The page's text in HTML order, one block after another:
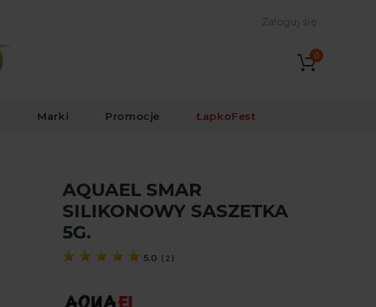
Zaloguj się
0
Marki Promocje ŁapkoFest
AQUAEL SMAR
SILIKONOWY SASZETKA
5G.
5.0 ( 2 )